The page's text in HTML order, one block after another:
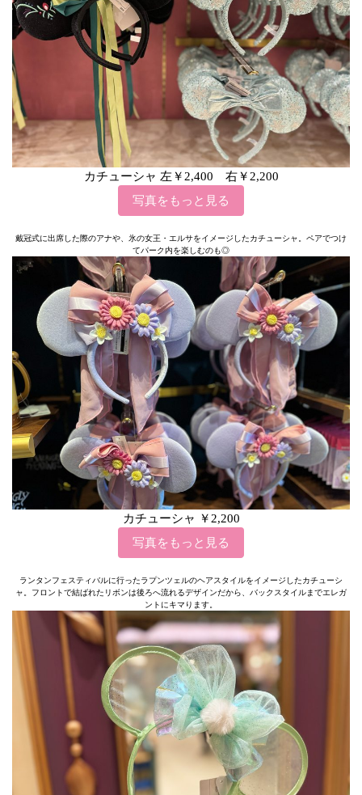
カチューシャ 左￥2,400 右￥2,200
写真をもっと見る
戴冠式に出席した際のアナや、氷の女王・エルサをイメージしたカチューシャ。ペアでつけ
てパーク内を楽しむのも◎
カチューシャ ￥2,200
写真をもっと見る
ランタンフェスティバルに行ったラプンツェルのヘアスタイルをイメージしたカチューシ
ャ。フロントで結ばれたリボンは後ろへ流れるデザインだから、バックスタイルまでエレガ
ントにキマります。